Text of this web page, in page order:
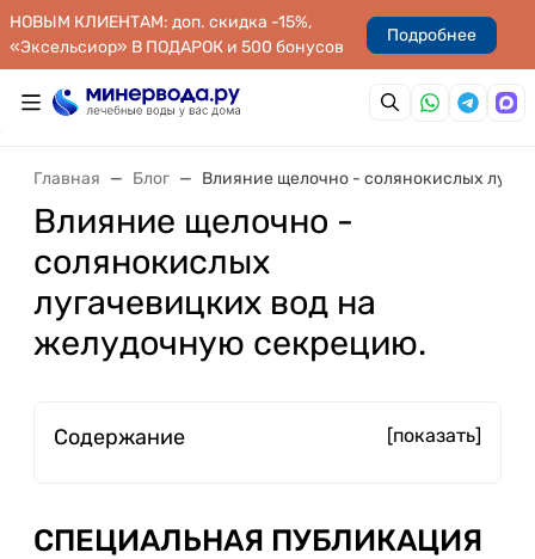
НОВЫМ КЛИЕНТАМ: доп. скидка -15%,
«Эксельсиор» В ПОДАРОК и 500 бонусов
Подробнее
Главная Блог Влияние щелочно - солянокислых
Влияние щелочно -
солянокислых
лугачевицких вод на
желудочную секрецию.
Содержание [показать]
СПЕЦИАЛЬНАЯ ПУБЛИКАЦИЯ